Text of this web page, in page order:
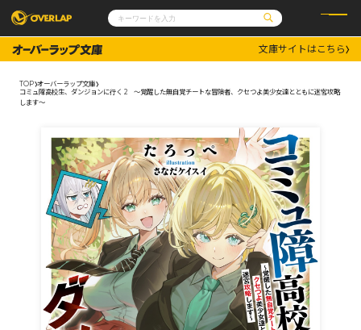
コミックガルド
コミッククリエ
LiQulle
ノベルス
ノベルスf
アニメ
ゲーム
オーバーラップ広報室
企業
会社概要
採用情報
アクセス
オーバーラップホールディングス
お問い合わせはこちら
オーバーラップ文庫
オーバーラップノベルス
オーバーラップノベルスf
文庫サイトはこちら
TOP オーバーラップ文庫
コミュ障高校生、ダンジョンに行く 2 ～覚醒した無自覚チートな冒険者、クセつよ美少女達とともに迷宮攻略
します～